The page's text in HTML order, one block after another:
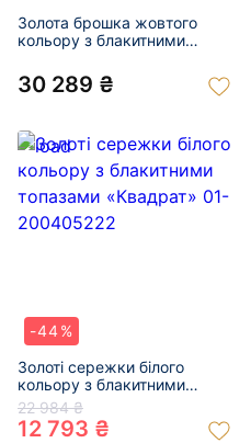
Золота брошка жовтого
кольору з блакитними
хризолітами та білими
діамантами 01-200435511
30 289 ₴
-44%
Золоті сережки білого
кольору з блакитними
топазами «Квадрат» 01-
200405222
22 984 ₴
12 793 ₴